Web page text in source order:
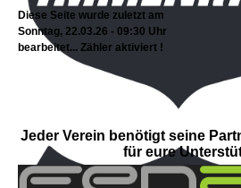
Diese Seite wurde zuletzt am
Sonntag, 22.03.26 - 09:30 Uhr
bearbeitet... Zähler aktiviert !
Jeder Verein benötigt seine
für eure